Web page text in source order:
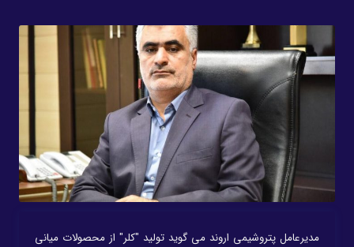
مدیرعامل پتروشیمی اروند می گوید تولید "کلر" از محصولات میانی